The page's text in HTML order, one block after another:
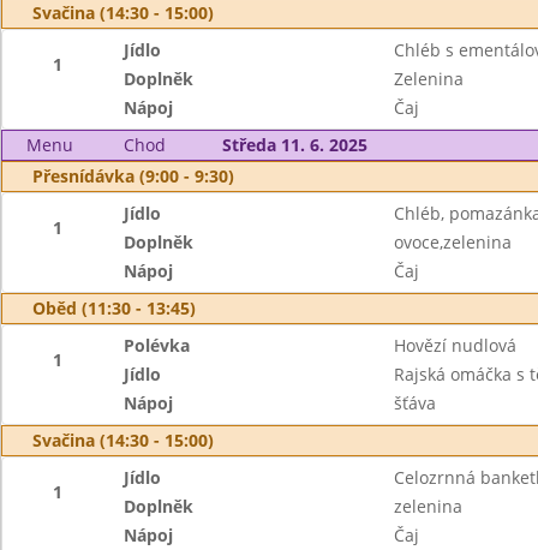
Svačina (14:30 - 15:00)
1
Jídlo
Chléb s
Doplněk
Zelenina
Nápoj
Čaj
Menu
Chod
Středa 11. 6. 2025
Přesnídávka (9:00 - 9:30)
1
Jídlo
Chléb,
Doplněk
ovoce,zelenina
Nápoj
Čaj
Oběd (11:30 - 13:45)
1
Polévka
Hovězí nudlová
Jídlo
Rajská omáčka s
Nápoj
šťáva
Svačina (14:30 - 15:00)
1
Jídlo
Celozrnná
Doplněk
zelenina
Nápoj
Čaj